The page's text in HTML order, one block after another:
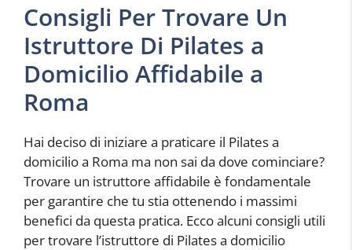
Consigli Per Trovare Un
Istruttore Di Pilates a
Domicilio Affidabile a
Roma
Hai deciso di iniziare a praticare il Pilates a
domicilio a Roma ma non sai da dove cominciare?
Trovare un istruttore affidabile è fondamentale
per garantire che tu stia ottenendo i massimi
benefici da questa pratica. Ecco alcuni consigli utili
per trovare l’istruttore di Pilates a domicilio